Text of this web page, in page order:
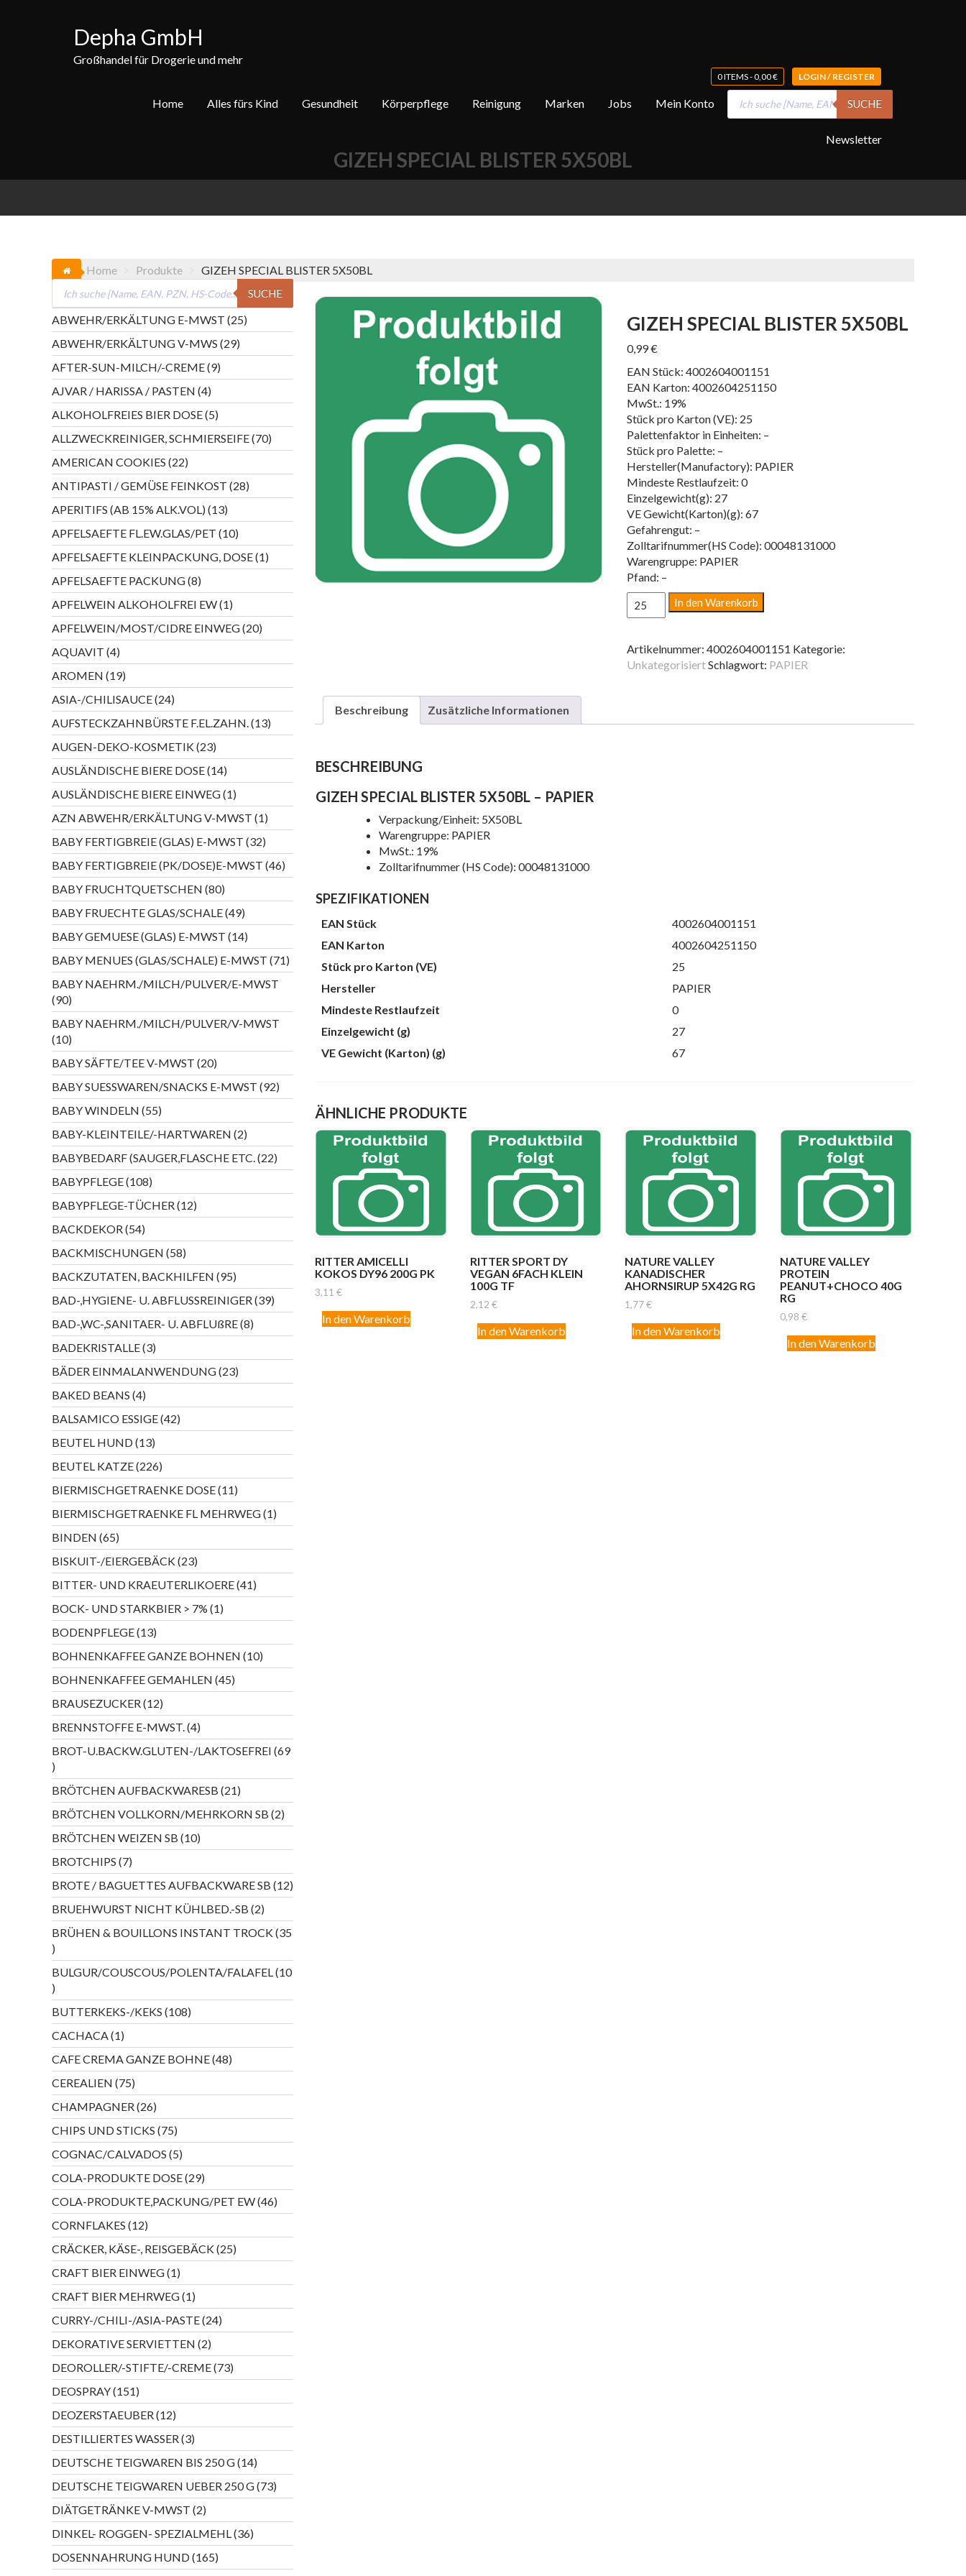
Depha GmbH
Großhandel für Drogerie und mehr
0 ITEMS -0,00€ LOGIN / REGISTER
Home Alles fürs Kind Gesundheit Körperpflege Reinigung Marken Jobs Mein Konto
Products
search
SUCHE
Newsletter
GIZEH SPECIAL BLISTER 5X50BL
Home Produkte GIZEH SPECIAL BLISTER 5X50BL
GIZEH SPECIAL BLISTER 5X50BL
0,99€
EAN Stück: 4002604001151
EAN Karton: 4002604251150
MwSt.: 19%
Stück pro Karton (VE): 25
Palettenfaktor in Einheiten: –
Stück pro Palette: –
Hersteller(Manufactory): PAPIER
Mindeste Restlaufzeit: 0
Einzelgewicht(g): 27
VE Gewicht(Karton)(g): 67
Gefahrengut: –
Zolltarifnummer(HS Code): 00048131000
Warengruppe: PAPIER
Pfand: –
GIZEH
SPECIAL
5X50BL
Menge
In den Warenkorb
Artikelnummer: 4002604001151 Kategorie:
UnkategorisiertSchlagwort: PAPIER
Beschreibung Zusätzliche Informationen
BESCHREIBUNG
GIZEH SPECIAL BLISTER 5X50BL – PAPIER
Verpackung/Einheit: 5X50BL
Warengruppe: PAPIER
MwSt.: 19%
Zolltarifnummer (HS Code): 00048131000
SPEZIFIKATIONEN
EAN Stück
4002604001151
EAN Karton
4002604251150
Stück pro Karton (VE)
25
Hersteller
PAPIER
Mindeste Restlaufzeit
0
Einzelgewicht (g)
27
VE Gewicht (Karton) (g)
67
ÄHNLICHE PRODUKTE
RITTER AMICELLI
KOKOS DY96 200G PK
3,11 €
In den Warenkorb
RITTER SPORT DY
VEGAN 6FACH KLEIN
100G TF
2,12 €
In den Warenkorb
NATURE VALLEY
KANADISCHER
AHORNSIRUP 5X42G RG
1,77€
In den Warenkorb
NATURE VALLEY
PROTEIN
PEANUT+CHOCO 40G
RG
0,98 €
In den Warenkorb
Products
search
SUCHE
ABWEHR/ERKÄLTUNG E-MWST 2525
Produkte
ABWEHR/ERKÄLTUNG V-MWS 2929
Produkte
AFTER-SUN-MILCH/-CREME 99
Produkte
AJVAR / HARISSA / PASTEN 44
Produkte
ALKOHOLFREIES BIER DOSE 55
Produkte
ALLZWECKREINIGER, SCHMIERSEIFE 7070
Produkte
AMERICAN COOKIES 2222
Produkte
ANTIPASTI / GEMÜSE FEINKOST 2828
Produkte
APERITIFS (AB 15% ALK.VOL) 1313
Produkte
APFELSAEFTE FL.EW.GLAS/PET 1010
Produkte
APFELSAEFTE KLEINPACKUNG, DOSE 11
Produkt
APFELSAEFTE PACKUNG 88
Produkte
APFELWEIN ALKOHOLFREI EW 11
Produkt
APFELWEIN/MOST/CIDRE EINWEG 2020
Produkte
AQUAVIT 44
Produkte
AROMEN 1919
Produkte
ASIA-/CHILISAUCE 2424
Produkte
AUFSTECKZAHNBÜRSTE F.EL.ZAHN. 1313
Produkte
AUGEN-DEKO-KOSMETIK 2323
Produkte
AUSLÄNDISCHE BIERE DOSE 1414
Produkte
AUSLÄNDISCHE BIERE EINWEG 11
Produkt
AZN ABWEHR/ERKÄLTUNG V-MWST 11
Produkt
BABY FERTIGBREIE (GLAS) E-MWST 3232
Produkte
BABY FERTIGBREIE (PK/DOSE)E-MWST 4646
Produkte
BABY FRUCHTQUETSCHEN 8080
Produkte
BABY FRUECHTE GLAS/SCHALE 4949
Produkte
BABY GEMUESE (GLAS) E-MWST 1414
Produkte
BABY MENUES (GLAS/SCHALE) E-MWST 7171
Produkte
BABY NAEHRM./MILCH/PULVER/E-MWST
9090
Produkte
BABY NAEHRM./MILCH/PULVER/V-MWST
1010
Produkte
BABY SÄFTE/TEE V-MWST 2020
Produkte
BABY SUESSWAREN/SNACKS E-MWST 9292
Produkte
BABY WINDELN 5555
Produkte
BABY-KLEINTEILE/-HARTWAREN 22
Produkte
BABYBEDARF (SAUGER,FLASCHE ETC. 2222
Produkte
BABYPFLEGE 108108
Produkte
BABYPFLEGE-TÜCHER 1212
Produkte
BACKDEKOR 5454
Produkte
BACKMISCHUNGEN 5858
Produkte
BACKZUTATEN, BACKHILFEN 9595
Produkte
BAD-,HYGIENE- U. ABFLUSSREINIGER 3939
Produkte
BAD-,WC-,SANITAER- U. ABFLUßRE 88
Produkte
BADEKRISTALLE 33
Produkte
BÄDER EINMALANWENDUNG 2323
Produkte
BAKED BEANS 44
Produkte
BALSAMICO ESSIGE 4242
Produkte
BEUTEL HUND 1313
Produkte
BEUTEL KATZE 226226
Produkte
BIERMISCHGETRAENKE DOSE 1111
Produkte
BIERMISCHGETRAENKE FL MEHRWEG 11
Produkt
BINDEN 6565
Produkte
BISKUIT-/EIERGEBÄCK 2323
Produkte
BITTER- UND KRAEUTERLIKOERE 4141
Produkte
BOCK- UND STARKBIER > 7% 11
Produkt
BODENPFLEGE 1313
Produkte
BOHNENKAFFEE GANZE BOHNEN 1010
Produkte
BOHNENKAFFEE GEMAHLEN 4545
Produkte
BRAUSEZUCKER 1212
Produkte
BRENNSTOFFE E-MWST. 44
Produkte
BROT-U.BACKW.GLUTEN-/LAKTOSEFREI 69
69
Produkte
BRÖTCHEN AUFBACKWARESB 2121
Produkte
BRÖTCHEN VOLLKORN/MEHRKORN SB 22
Produkte
BRÖTCHEN WEIZEN SB 1010
Produkte
BROTCHIPS 77
Produkte
BROTE / BAGUETTES AUFBACKWARE SB 1212
Produkte
BRUEHWURST NICHT KÜHLBED.-SB 22
Produkte
BRÜHEN & BOUILLONS INSTANT TROCK 35
35
Produkte
BULGUR/COUSCOUS/POLENTA/FALAFEL 10
10
Produkte
BUTTERKEKS-/KEKS 108108
Produkte
CACHACA 11
Produkt
CAFE CREMA GANZE BOHNE 4848
Produkte
CEREALIEN 7575
Produkte
CHAMPAGNER 2626
Produkte
CHIPS UND STICKS 7575
Produkte
COGNAC/CALVADOS 55
Produkte
COLA-PRODUKTE DOSE 2929
Produkte
COLA-PRODUKTE,PACKUNG/PET EW 4646
Produkte
CORNFLAKES 1212
Produkte
CRÄCKER, KÄSE-, REISGEBÄCK 2525
Produkte
CRAFT BIER EINWEG 11
Produkt
CRAFT BIER MEHRWEG 11
Produkt
CURRY-/CHILI-/ASIA-PASTE 2424
Produkte
DEKORATIVE SERVIETTEN 22
Produkte
DEOROLLER/-STIFTE/-CREME 7373
Produkte
DEOSPRAY 151151
Produkte
DEOZERSTAEUBER 1212
Produkte
DESTILLIERTES WASSER 33
Produkte
DEUTSCHE TEIGWAREN BIS 250 G 1414
Produkte
DEUTSCHE TEIGWAREN UEBER 250 G 7373
Produkte
DIÄTGETRÄNKE V-MWST 22
Produkte
DINKEL- ROGGEN- SPEZIALMEHL 3636
Produkte
DOSENNAHRUNG HUND 165165
Produkte